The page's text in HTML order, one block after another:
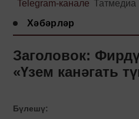
Telegram-канале Татмедиа
Хәбәрләр
Заголовок:
«Үзем канәгать
Бүлешү: